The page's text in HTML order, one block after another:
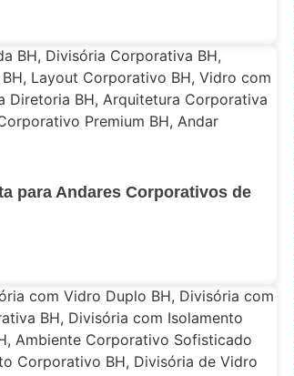
para Andares Corporativos de